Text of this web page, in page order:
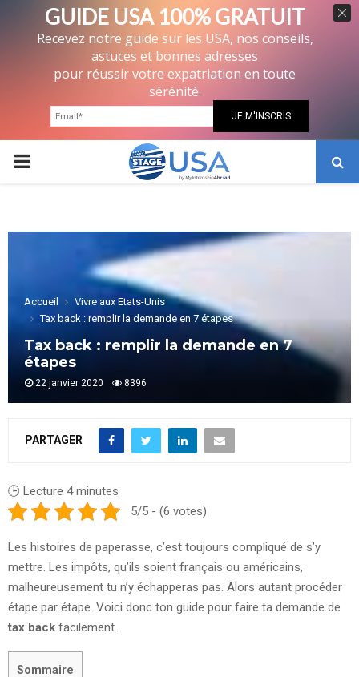
PRIMARY
Accueil
Vivre aux Etats-Unis
Tax back : remplir la demande en 7 étapes
Tax back : remplir la demande en 7
étapes
22 janvier 2020 8396
PARTAGER
🕒 Lecture 4 minutes
5/5 - (6 votes)
Les histoires de paperasse, c’est toujours compliqué de s’y
mettre. Les impôts, qu’ils soient français ou américains,
malheureusement tu n’y échapperas pas. Alors autant procéder
étape par étape. Voici donc ton guide pour faire ta demande de
tax back facilement.
Sommaire
GUIDE USA 100% GRATUIT
Recevez notre guide sur les USA, nos conseils,
astuces et bonnes adresses
pour réussir votre expatriation en toute
sérénité.